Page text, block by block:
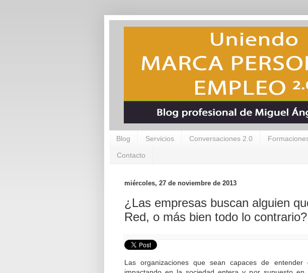
Blog Servicios Conversaciones 2.0
Contacto
miércoles, 27 de noviembre de 2013
¿Las empresas buscan alguien
Red, o más bien todo lo contrario?
Las organizaciones que sean capaces de